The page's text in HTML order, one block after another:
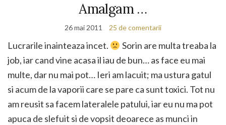
Amalgam …
26 mai 2011 25 de comentarii
Lucrarile inainteaza incet.
Sorin are multa treaba la
job, iar cand vine acasa il iau de bun… as face eu mai
multe, dar nu mai pot… Ieri am lacuit; ma ustura gatul
si acum de la vaporii care se pare ca sunt toxici. Tot nu
am reusit sa facem lateralele patului, iar eu nu ma pot
apuca de slefuit si de vopsit deoarece as munci in